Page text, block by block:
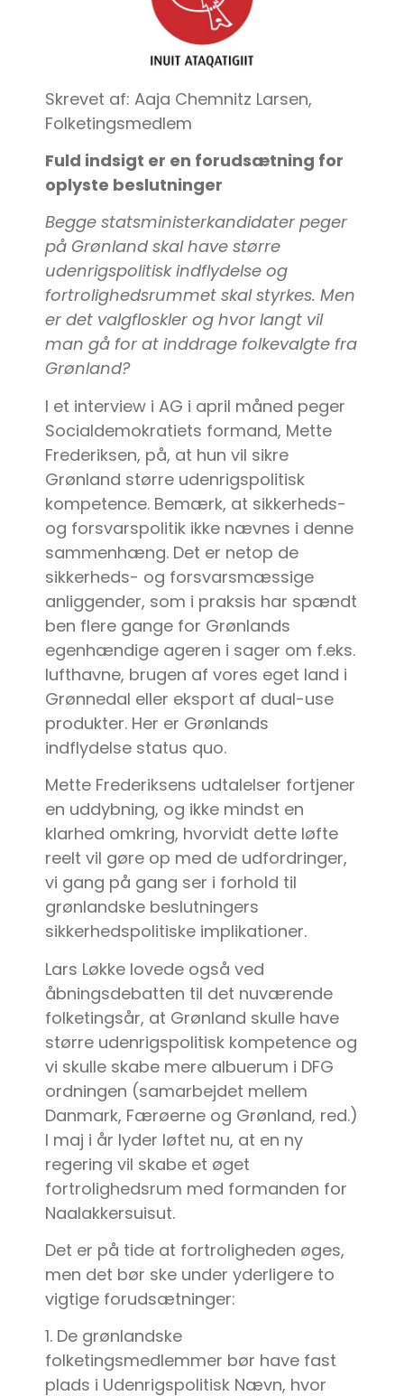
Skrevet af: Aaja Chemnitz Larsen,
Folketingsmedlem
Fuld indsigt er en forudsætning for
oplyste beslutninger
Begge statsministerkandidater peger
på Grønland skal have større
udenrigspolitisk indflydelse og
fortrolighedsrummet skal styrkes. Men
er det valgfloskler og hvor langt vil
man gå for at inddrage folkevalgte fra
Grønland?
I et interview i AG i april måned peger
Socialdemokratiets formand, Mette
Frederiksen, på, at hun vil sikre
Grønland større udenrigspolitisk
kompetence. Bemærk, at sikkerheds-
og forsvarspolitik ikke nævnes i denne
sammenhæng. Det er netop de
sikkerheds- og forsvarsmæssige
anliggender, som i praksis har spændt
ben flere gange for Grønlands
egenhændige ageren i sager om f.eks.
lufthavne, brugen af vores eget land i
Grønnedal eller eksport af dual-use
produkter. Her er Grønlands
indflydelse status quo.
Mette Frederiksens udtalelser fortjener
en uddybning, og ikke mindst en
klarhed omkring, hvorvidt dette løfte
reelt vil gøre op med de udfordringer,
vi gang på gang ser i forhold til
grønlandske beslutningers
sikkerhedspolitiske implikationer.
Lars Løkke lovede også ved
åbningsdebatten til det nuværende
folketingsår, at Grønland skulle have
større udenrigspolitisk kompetence og
vi skulle skabe mere albuerum i DFG
ordningen (samarbejdet mellem
Danmark, Færøerne og Grønland, red.)
I maj i år lyder løftet nu, at en ny
regering vil skabe et øget
fortrolighedsrum med formanden for
Naalakkersuisut.
Det er på tide at fortroligheden øges,
men det bør ske under yderligere to
vigtige forudsætninger:
1. De grønlandske
folketingsmedlemmer bør have fast
plads i Udenrigspolitisk Nævn, hvor